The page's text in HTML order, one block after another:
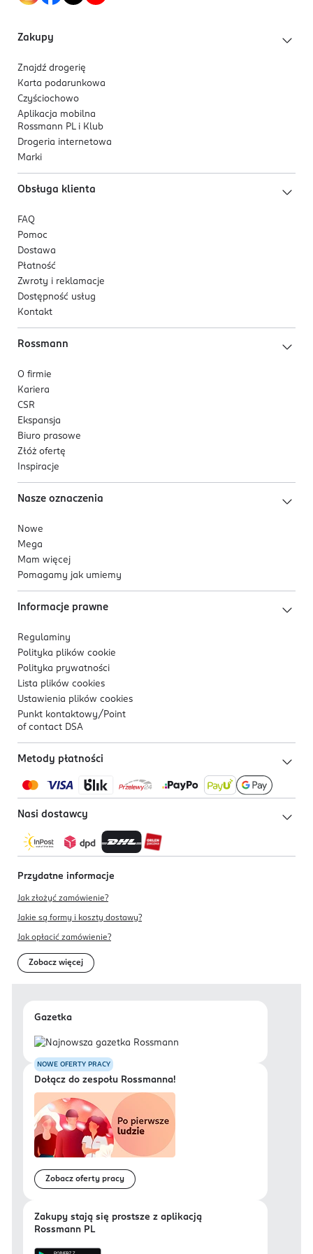
Zakupy
Znajdź drogerię
Karta podarunkowa
Czyściochowo
Aplikacja mobilna
Rossmann PL i Klub
Drogeria internetowa
Marki
Obsługa klienta
FAQ
Pomoc
Dostawa
Płatność
Zwroty i reklamacje
Dostępność usług
Kontakt
Rossmann
O firmie
Kariera
CSR
Ekspansja
Biuro prasowe
Złóż ofertę
Inspiracje
Nasze oznaczenia
Nowe
Mega
Mam więcej
Pomagamy jak umiemy
Informacje prawne
Regulaminy
Polityka plików cookie
Polityka prywatności
Lista plików cookies
Ustawienia plików cookies
Punkt kontaktowy/ Point
of contact DSA
Metody płatności
Nasi dostawcy
Przydatne informacje
Jak złożyć zamówienie?
Jakie są formy i koszty dostawy?
Jak opłacić zamówienie?
Zobacz więcej
Gazetka
NOWE OFERTY PRACY
Dołącz do zespołu Rossmanna!
Zobacz oferty pracy
Zakupy stają się prostsze z aplikacją
Rossmann PL